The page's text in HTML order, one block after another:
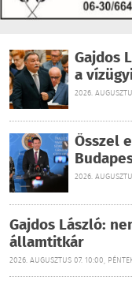
Gajdos
a
2026.
Ősszel
2026.
Gajdos László:
államtitkár
2026. AUGUSZTUS 07. 10:00,